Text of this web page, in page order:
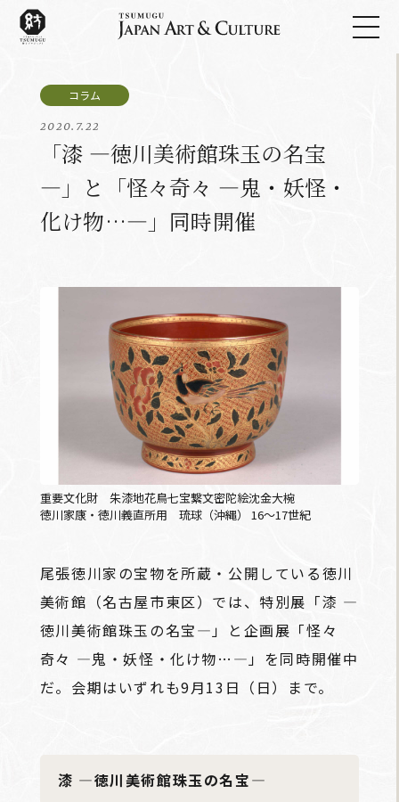
2020.7.22
「漆 ―徳川美術館珠玉の名宝
―」と「怪々奇々 ―鬼・妖怪・
化け物…―」同時開催
重要文化財 朱漆地花鳥七宝繋文密陀絵沈金大椀
徳川家康・徳川義直所用 琉球（沖縄） 16～17世紀
尾張徳川家の宝物を所蔵・公開している徳川
美術館（名古屋市東区）では、特別展「漆 ―
徳川美術館珠玉の名宝―」と企画展「怪々
奇々 ―鬼・妖怪・化け物…―」を同時開催中
だ。会期はいずれも9月13日（日）まで。
漆 ―徳川美術館珠玉の名宝―